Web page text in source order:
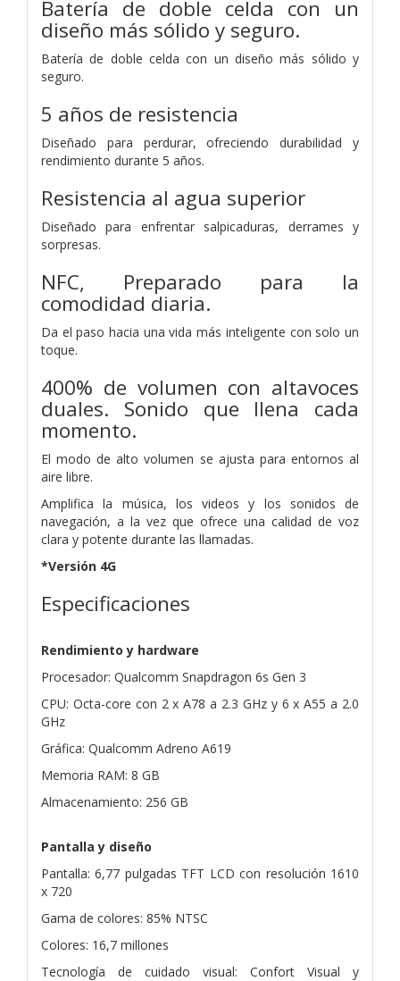
Batería de doble celda con un
diseño más sólido y seguro.
Batería de doble celda con un diseño más sólido y
seguro.
5 años de resistencia
Diseñado para perdurar, ofreciendo durabilidad y
rendimiento durante 5 años.
Resistencia al agua superior
Diseñado para enfrentar salpicaduras, derrames y
sorpresas.
NFC, Preparado para la
comodidad diaria.
Da el paso hacia una vida más inteligente con solo un
toque.
400% de volumen con altavoces
duales. Sonido que llena cada
momento.
El modo de alto volumen se ajusta para entornos al
aire libre.
Amplifica la música, los videos y los sonidos de
navegación, a la vez que ofrece una calidad de voz
clara y potente durante las llamadas.
*Versión 4G
Especificaciones
Rendimiento y hardware
Procesador: Qualcomm Snapdragon 6s Gen 3
CPU: Octa-core con 2 x A78 a 2.3 GHz y 6 x A55 a 2.0
GHz
Gráfica: Qualcomm Adreno A619
Memoria RAM: 8 GB
Almacenamiento: 256 GB
Pantalla y diseño
Pantalla: 6,77 pulgadas TFT LCD con resolución 1610
x 720
Gama de colores: 85% NTSC
Colores: 16,7 millones
Tecnología de cuidado visual: Confort Visual y